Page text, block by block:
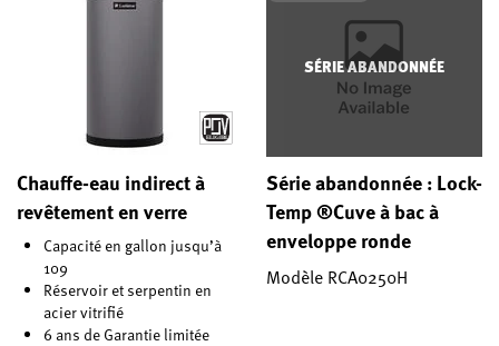
Chauffe-eau indirect à
revêtement en verre
Capacité en gallon jusqu’à
109
Réservoir et serpentin en
acier vitrifié
6 ans de Garantie limitée
SÉRIE ABANDONNÉE
Série abandonnée : Lock-
Temp ®Cuve à bac à
enveloppe ronde
Modèle RCA0250H